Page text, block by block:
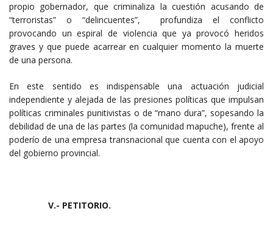
propio gobernador, que criminaliza la cuestión acusando de
“terroristas” o “delincuentes”, profundiza el conflicto
provocando un espiral de violencia que ya provocó heridos
graves y que puede acarrear en cualquier momento la muerte
de una persona.
En este sentido es indispensable una actuación judicial
independiente y alejada de las presiones políticas que impulsan
políticas criminales punitivistas o de “mano dura”, sopesando la
debilidad de una de las partes (la comunidad mapuche), frente al
poderío de una empresa transnacional que cuenta con el apoyo
del gobierno provincial.
V.- PETITORIO.